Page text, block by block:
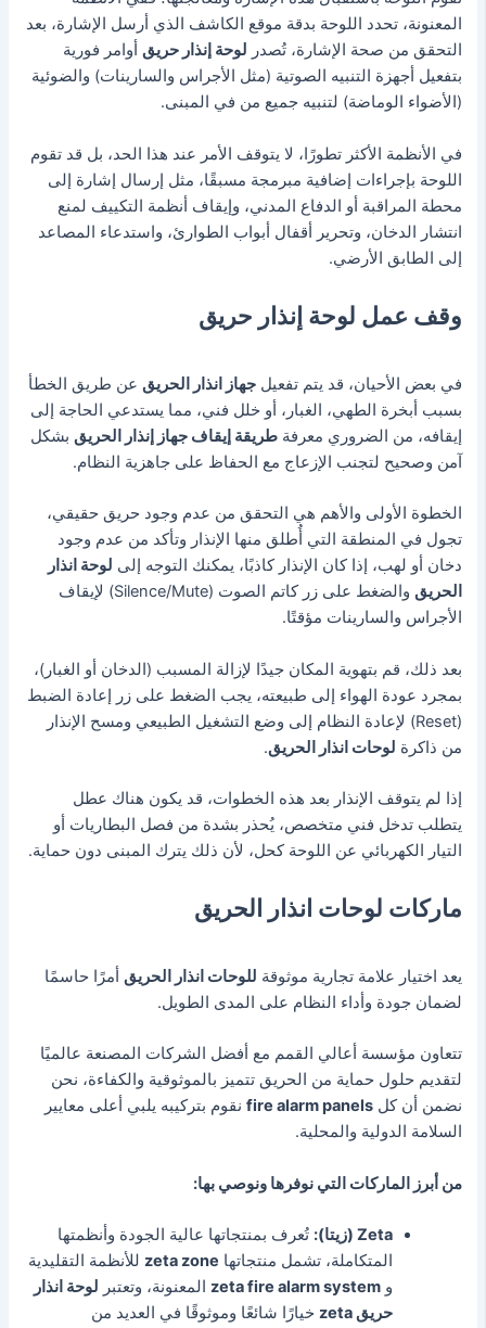
المعنونة، تحدد اللوحة بدقة موقع الكاشف الذي أرسل الإشارة، بعد
التحقق من صحة الإشارة، تُصدر لوحة إنذار حريق أوامر فورية
بتفعيل أجهزة التنبيه الصوتية (مثل الأجراس والسارينات) والضوئية
(الأضواء الوماضة) لتنبيه جميع من في المبنى.
في الأنظمة الأكثر تطورًا، لا يتوقف الأمر عند هذا الحد، بل قد تقوم
اللوحة بإجراءات إضافية مبرمجة مسبقًا، مثل إرسال إشارة إلى
محطة المراقبة أو الدفاع المدني، وإيقاف أنظمة التكييف لمنع
انتشار الدخان، وتحرير أقفال أبواب الطوارئ، واستدعاء المصاعد
إلى الطابق الأرضي.
وقف عمل لوحة إنذار حريق
في بعض الأحيان، قد يتم تفعيلجهاز انذار الحريق عن طريق الخطأ
بسبب أبخرة الطهي، الغبار، أو خلل فني، مما يستدعي الحاجة إلى
إيقافه، من الضروري معرفةطريقة إيقاف جهاز إنذار الحريق بشكل
آمن وصحيح لتجنب الإزعاج مع الحفاظ على جاهزية النظام.
الخطوة الأولى والأهم هي التحقق من عدم وجود حريق حقيقي،
تجول في المنطقة التي أُطلق منها الإنذار وتأكد من عدم وجود
دخان أو لهب، إذا كان الإنذار كاذبًا، يمكنك التوجه إلى لوحة انذار
الحريق
والضغط على زر كاتم الصوت (Silence/Mute) لإيقاف
الأجراس والسارينات مؤقتًا.
بعد ذلك، قم بتهوية المكان جيدًا لإزالة المسبب (الدخان أو الغبار)،
بمجرد عودة الهواء إلى طبيعته، يجب الضغط على زر إعادة الضبط
(Reset) لإعادة النظام إلى وضع التشغيل الطبيعي ومسح الإنذار
من ذاكرة لوحات انذار الحريق.
إذا لم يتوقف الإنذار بعد هذه الخطوات، قد يكون هناك عطل
يتطلب تدخل فني متخصص،يُحذر بشدة من فصل البطاريات أو
التيار الكهربائي عن اللوحة كحل، لأن ذلك يترك المبنى دون حماية.
ماركات لوحات انذار الحريق
يعد اختيار علامة تجارية موثوقة للوحات انذار الحريق أمرًا حاسمًا
لضمان جودة وأداء النظام على المدى الطويل.
تتعاون مؤسسة أعالي القمم مع أفضل الشركات المصنعة عالميًا
لتقديم حلول حماية من الحريق تتميز بالموثوقية والكفاءة، نحن
نضمن أن كلfire alarm panels نقوم بتركيبه يلبي أعلى معايير
السلامة الدولية والمحلية.
من أبرز الماركات التي نوفرها ونوصي بها:
Zeta (زيتا):
تُعرف بمنتجاتها عالية الجودة وأنظمتها
المتكاملة، تشمل منتجاتها zeta zone للأنظمة التقليدية
وzeta fire alarm system المعنونة، وتعتبر لوحة انذار
حريق zeta
خيارًا شائعًا وموثوقًا في العديد من